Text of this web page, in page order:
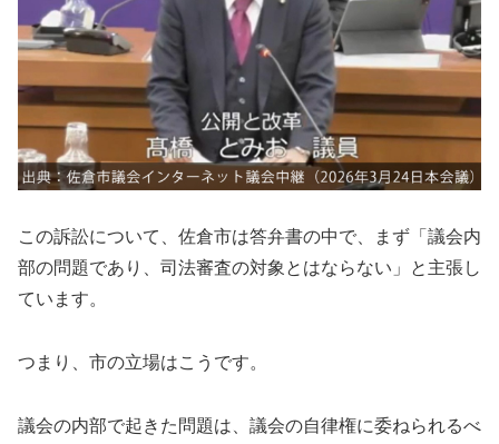
この訴訟について、佐倉市は答弁書の中で、まず「議会内
部の問題であり、司法審査の対象とはならない」と主張し
ています。
つまり、市の立場はこうです。
議会の内部で起きた問題は、議会の自律権に委ねられるべ